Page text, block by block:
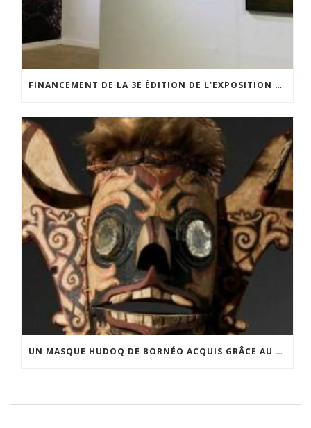
FINANCEMENT DE LA 3E ÉDITION DE L’EXPOSITION DU PRIX POUR LA PHOTOGRAPHIE PAR LE CERCLE POUR LA PHOTOGRAPHIE ET L’ART CONTEMPORAIN
UN MASQUE HUDOQ DE BORNÉO ACQUIS GRÂCE AU SOUTIEN DU CERCLE LÉVI-STRAUSS